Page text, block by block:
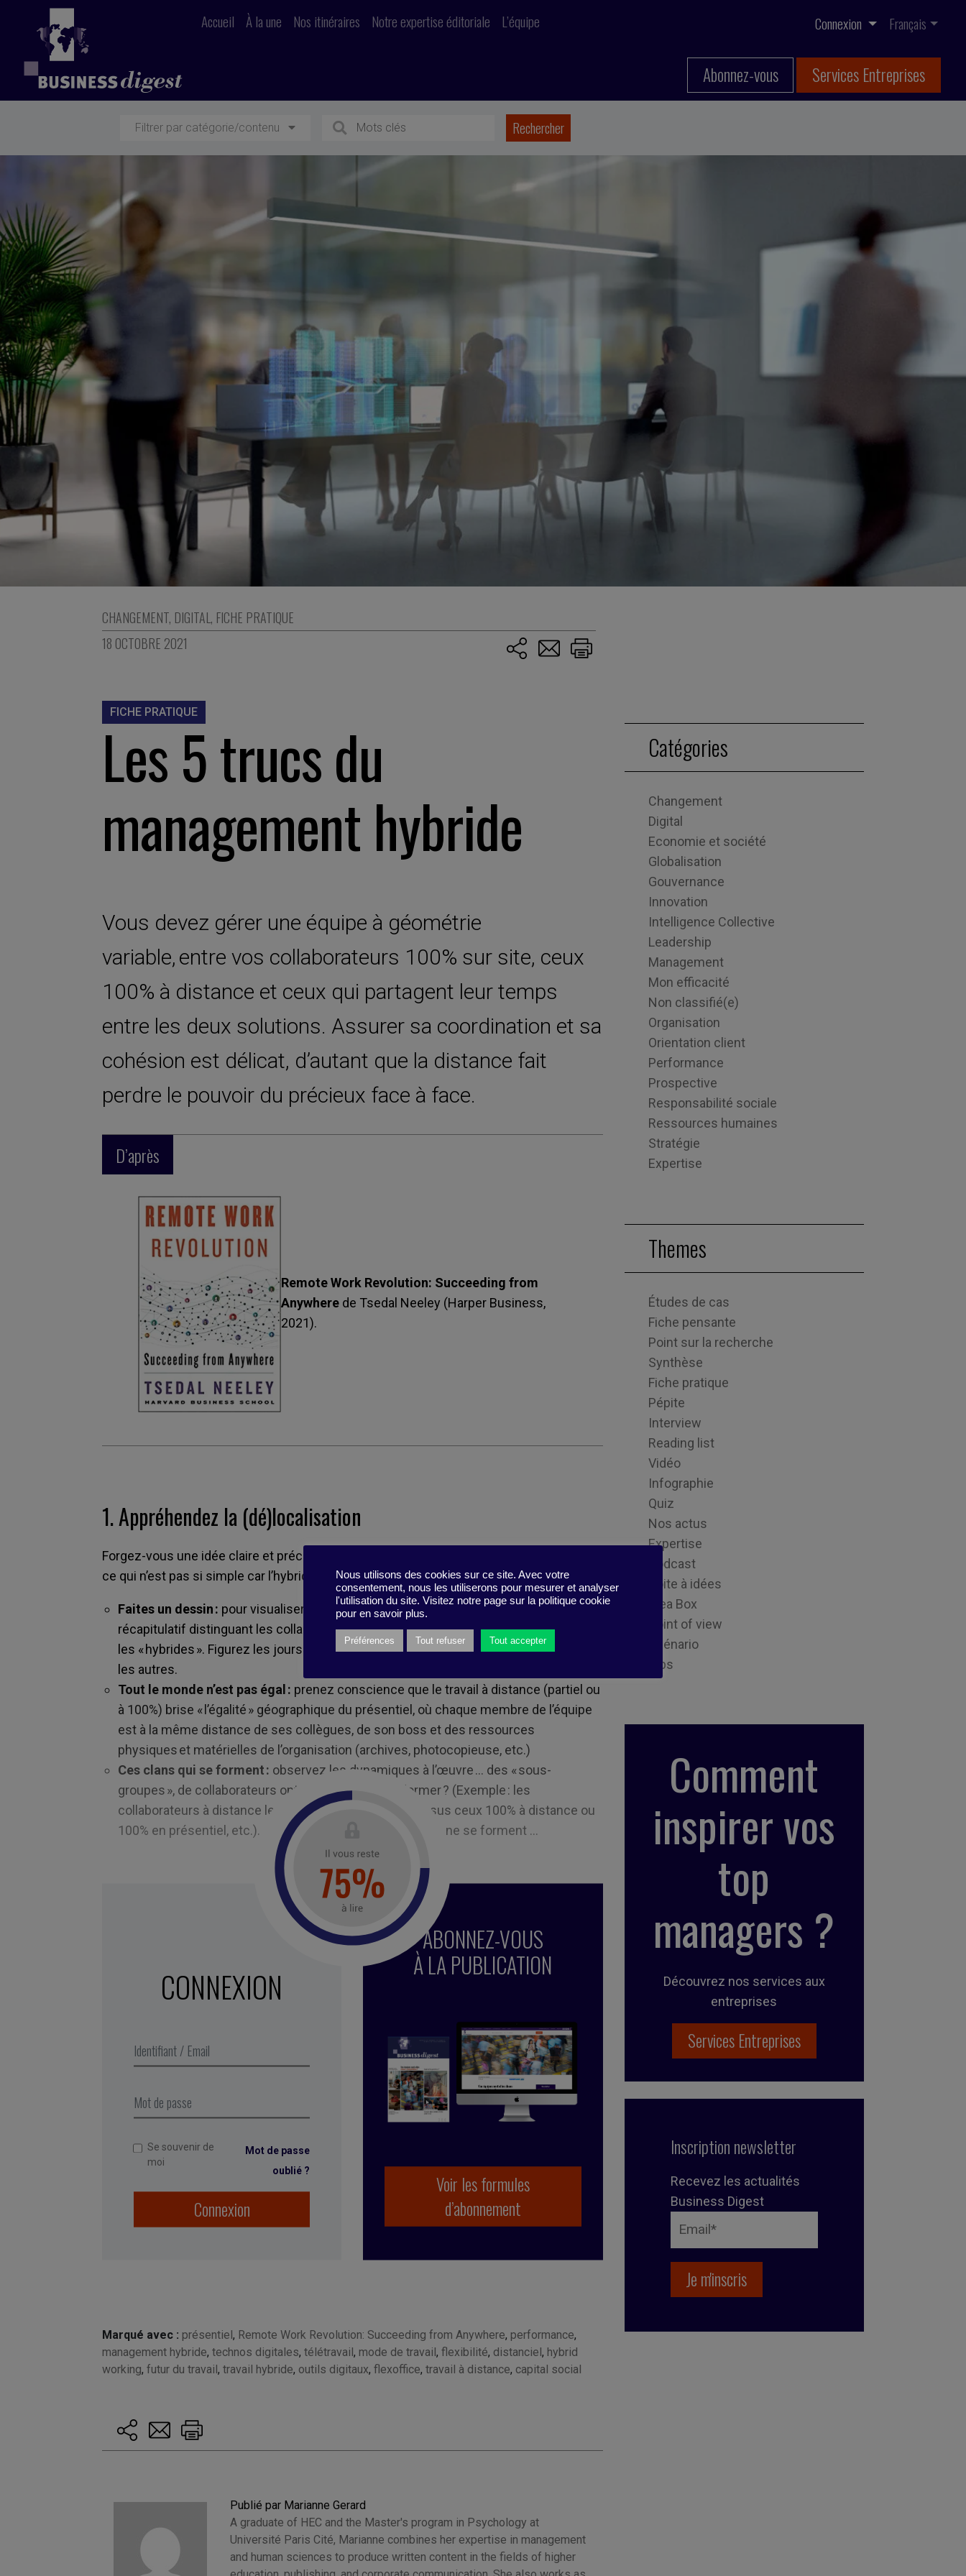
Accueil À la une Nos itinéraires Notre expertise éditoriale L’équipe Connexion Français
Abonnez-vous Services Entreprises
Filtrer par catégorie/contenu
CHANGEMENT, DIGITAL, FICHE PRATIQUE
18 OCTOBRE 2021
FICHE PRATIQUE
Les 5 trucs du
management hybride
Vous devez gérer une équipe à géométrie
variable, entre vos collaborateurs 100% sur site, ceux
100% à distance et ceux qui partagent leur temps
entre les deux solutions. Assurer sa coordination et sa
cohésion est délicat, d’autant que la distance fait
perdre le pouvoir du précieux face à face.
D’après
Remote Work Revolution: Succeeding from
Anywhere de Tsedal Neeley (Harper Business,
2021).
1.Appréhendez la (dé)localisation
Forgez-vous une idée claire et précise de l’emplacement (et de l’état) de vos troupes –
ce qui n’est pas si simple car l’hybridité brouille les frontières.
Faites un dessin : pour visualiser votre configuration hybride, réalisez un schéma
récapitulatif distinguant les collaborateurs à distance, ceux en présentiel et
les « hybrides ». Figurez les jours de présence et les recoupements entre les uns et
les autres.
Tout le monde n’est pas égal : prenez conscience que le travail à distance (partiel ou
à 100%) brise « l’égalité » géographique du présentiel, où chaque membre de l’équipe
est à la même distance de ses collègues, de son boss et des ressources
physiques et matérielles de l’organisation (archives, photocopieuse, etc.)
Ces clans qui se forment: observez les dynamiques à l’œuvre … des « sous-
groupes », de collaborateurs ont-ils tendance à se former ? (Exemple : les
collaborateurs à distance le mercredi et le vendredi versus ceux 100% à distance ou
100% en présentiel, etc.). A vous d’éviter que des « clans » ne se forment …
CONNEXION
Se souvenir de
moi
Mot de passe
oublié ?
Connexion
ABONNEZ-VOUS
À LA PUBLICATION
Voir les formules
d’abonnement
Marqué avec : présentiel, Remote Work Revolution: Succeeding from Anywhere, performance,
management hybride, technos digitales, télétravail, mode de travail, flexibilité, distanciel, hybrid
working, futur du travail, travail hybride, outils digitaux, flexoffice, travail à distance, capital social
Publié par Marianne Gerard
A graduate of HEC and the Master's program in Psychology at
Université Paris Cité, Marianne combines her expertise in management
and human sciences to produce written content in the fields of higher
Catégories
Changement
Digital
Economie et société
Globalisation
Gouvernance
Innovation
Intelligence Collective
Leadership
Management
Mon efficacité
Non classifié(e)
Organisation
Orientation client
Performance
Prospective
Responsabilité sociale
Ressources humaines
Stratégie
Expertise
Themes
Études de cas
Fiche pensante
Point sur la recherche
Synthèse
Fiche pratique
Pépite
Interview
Reading list
Vidéo
Infographie
Quiz
Nos actus
Expertise
Podcast
Boite à idées
Idea Box
Point of view
Scénario
Tips
Comment
inspirer vos
top
managers ?
Découvrez nos services aux
entreprises
Services Entreprises
Inscription newsletter
Recevez les actualités
Business Digest
Nous utilisons des cookies sur ce site. Avec votre
consentement, nous les utiliserons pour mesurer et analyser
l'utilisation du site. Visitez notre page sur la politique cookie
pour en savoir plus.
Préférences Tout refuser Tout accepter